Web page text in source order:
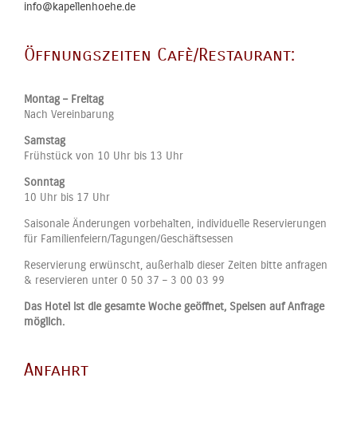
info@kapellenhoehe.de
Öffnungszeiten Cafè/Restaurant:
Montag – Freitag
Nach Vereinbarung
Samstag
Frühstück von 10 Uhr bis 13 Uhr
Sonntag
10 Uhr bis 17 Uhr
Saisonale Änderungen vorbehalten, individuelle Reservierungen
für Familienfeiern/Tagungen/Geschäftsessen
Reservierung erwünscht, außerhalb dieser Zeiten bitte anfragen
& reservieren unter 0 50 37 – 3 00 03 99
Das Hotel ist die gesamte Woche geöffnet, Speisen auf Anfrage
möglich.
Anfahrt